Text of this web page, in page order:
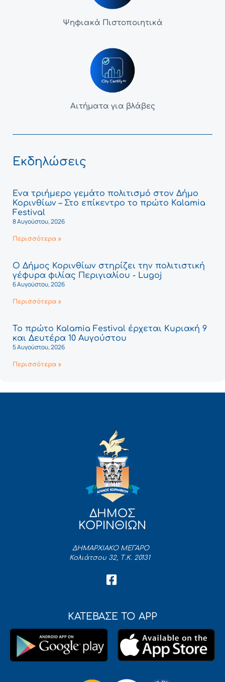
Ψηφιακά Πιστοποιητικά
Αιτήματα για βλάβες
Εκδηλώσεις
Ένα τριήμερο γεμάτο πολιτισμό στον Δήμο
Κορινθίων – Στο επίκεντρο το πρώτο Kalamia
Festival
8 Αυγούστου, 2026
Περισσότερα »
Ο Δήμος Κορινθίων στηρίζει την πολιτιστική
γέφυρα φιλίας Περιγιαλίου - Lugoj
6 Αυγούστου, 2026
Περισσότερα »
Το πρώτο Kalamia Festival έρχεται Κυριακή 9
και Δευτέρα 10 Αυγούστου
5 Αυγούστου, 2026
Περισσότερα »
ΔΗΜΟΣ
ΚΟΡΙΝΘΙΩΝ
ΔΗΜΑΡΧΙΑΚΟ ΜΕΓΑΡΟ
Κολιάτσου 32, Τ.Κ. 20131
ΚΑΤΕΒΑΣΕ ΤΟ APP